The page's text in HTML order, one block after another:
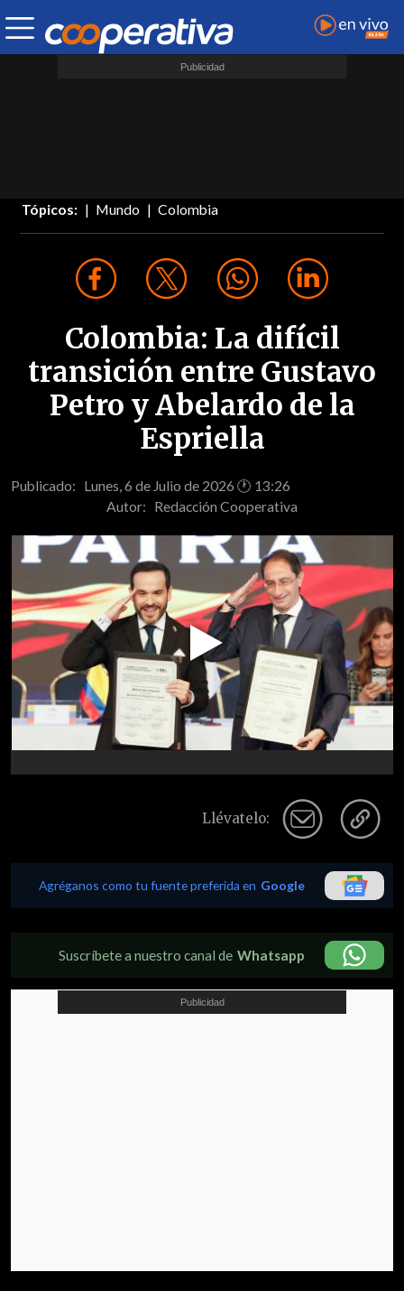
Tópicos: Mundo Colombia
Colombia: La difícil
transición entre Gustavo
Petro y Abelardo de la
Espriella
Publicado: Lunes, 6 de Julio de 2026 🕐 13:26
Autor: Redacción Cooperativa
Play
Video
Llévatelo:
Agréganos como tu fuente preferida en Google
Suscríbete a nuestro canal de Whatsapp